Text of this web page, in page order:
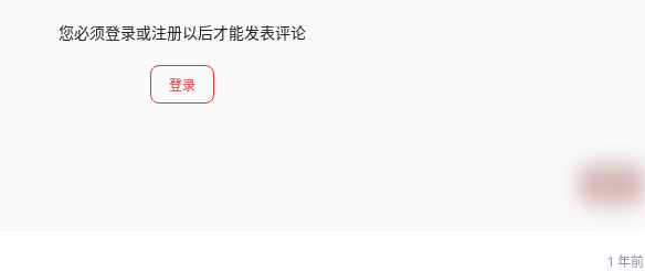
您必须登录或注册以后才能发表评论
登录
1 年前